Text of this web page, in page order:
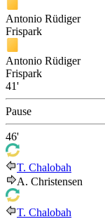
Antonio Rüdiger
Frispark
Antonio Rüdiger
Frispark
41'
Pause
46'
T. Chalobah
A. Christensen
T. Chalobah